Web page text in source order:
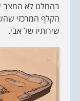
בהחלט לא המצב
הקלף המרכזי
שירותיו של אבי.